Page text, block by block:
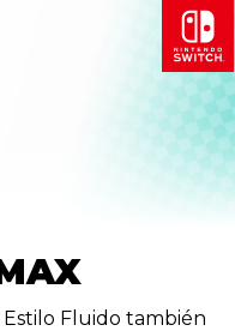
Fluido también